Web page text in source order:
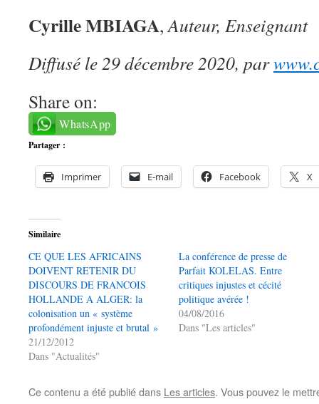
Cyrille MBIAGA,Auteur, Enseignant
Diffusé le 29 décembre 2020, par
Share on:
WhatsApp
Partager :
Imprimer E-mail Facebook X
Similaire
CE QUE LES AFRICAINS
DOIVENT RETENIR DU
DISCOURS DE FRANCOIS
HOLLANDE A ALGER: la
colonisation un « système
profondément injuste et brutal »
21/12/2012
Dans "Actualités"
La conférence de presse de
Parfait KOLELAS. Entre
critiques injustes et cécité
politique avérée !
04/08/2016
Dans "Les articles"
Ce contenu a été publié dans Les articles. Vous pouvez le